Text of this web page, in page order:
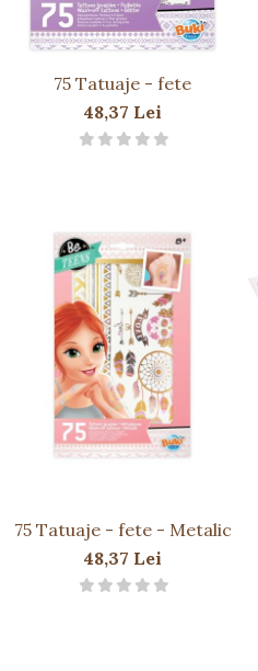
75 Tatuaje - fete
48,37 Lei
75 Tatuaje - fete - Metalic
48,37 Lei